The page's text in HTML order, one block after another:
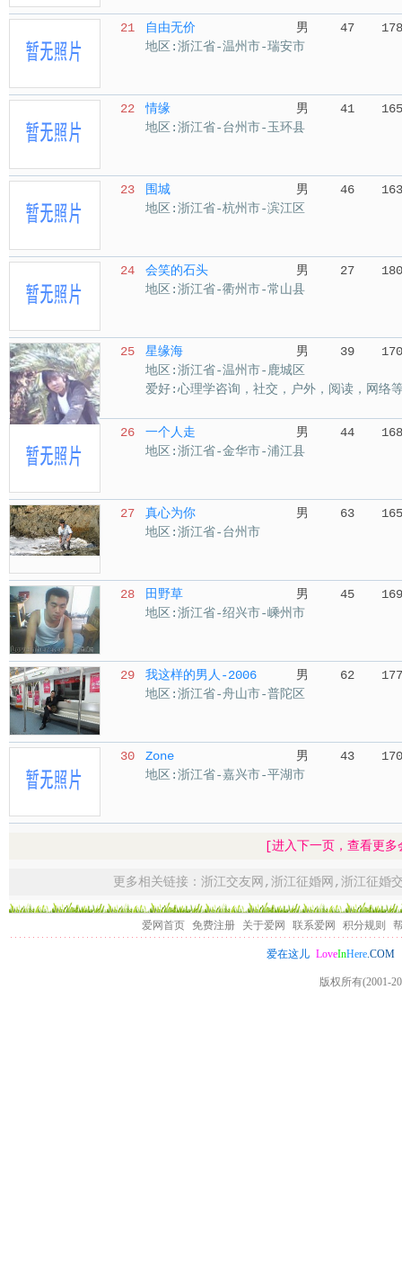
21 自由无价 男 47
178
地区:浙江省-温州市-瑞安市
22 情缘 男 41
165
地区:浙江省-台州市-玉环县
23 围城 男 46
163
地区:浙江省-杭州市-滨江区
24 会笑的石头 男 27
180
地区:浙江省-衢州市-常山县
25 星缘海 男 39
170
地区:浙江省-温州市-鹿城区
爱好:心理学咨询，社交，户外，阅读，网络
26 一个人走 男 44
168
地区:浙江省-金华市-浦江县
27 真心为你 男 63
165
地区:浙江省-台州市
28 田野草 男 45
169
地区:浙江省-绍兴市-嵊州市
29 我这样的男人-2006 男 62
177
地区:浙江省-舟山市-普陀区
30 Zone 男 43
170
地区:浙江省-嘉兴市-平湖市
[进入下一页，查看更
更多相关链接： 浙江交友网 , 浙江征婚网 , 浙江征婚
爱网首页 免费注册 关于爱网 联系爱网 积分规则
爱在这儿 LoveInHere.COM
版权所有(2001-